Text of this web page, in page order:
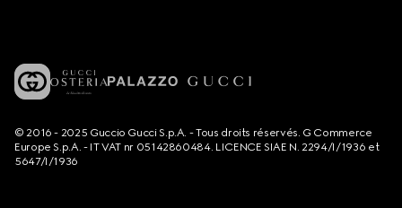
© 2016 - 2025 Guccio Gucci S.p.A. - Tous droits réservés. G Commerce
Europe S.p.A. - IT VAT nr 05142860484. LICENCE SIAE N. 2294/I/1936 et
5647/I/1936